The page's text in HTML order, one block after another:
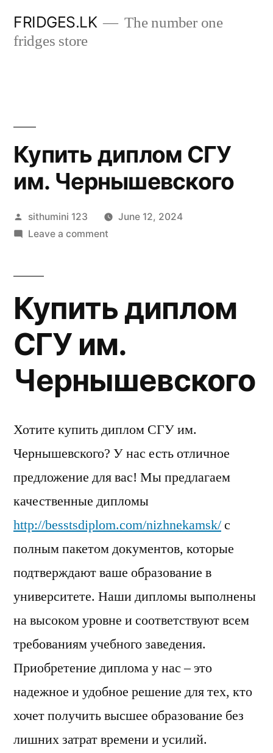
FRIDGES.LK
The number one
fridges store
Купить диплом СГУ
им. Чернышевского
Posted
by
sithumini 123
June 12, 2024
Leave a commenton
им.
Чернышевского
Купить диплом
СГУ им.
Чернышевского
Хотите купить диплом СГУ им.
Чернышевского? У нас есть отличное
предложение для вас! Мы предлагаем
качественные дипломы
http://besstsdiplom.com/nizhnekamsk/с
полным пакетом документов, которые
подтверждают ваше образование в
университете. Наши дипломы выполнены
на высоком уровне и соответствуют всем
требованиям учебного заведения.
Приобретение диплома у нас – это
надежное и удобное решение для тех, кто
хочет получить высшее образование без
лишних затрат времени и усилий.